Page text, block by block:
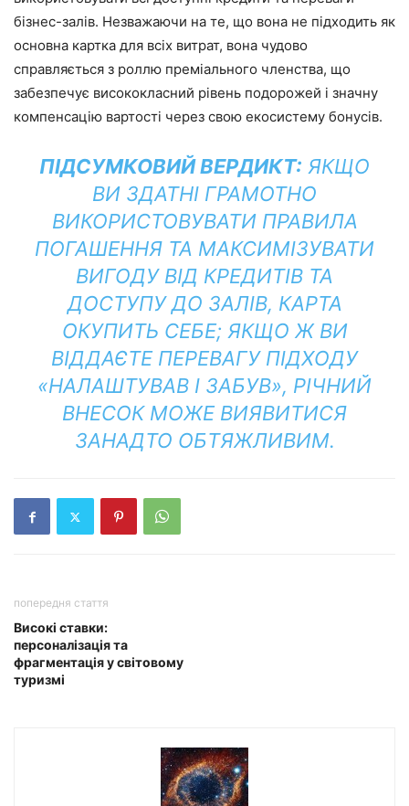
бізнес-залів. Незважаючи на те, що вона не підходить як
основна картка для всіх витрат, вона чудово
справляється з роллю преміального членства, що
забезпечує висококласний рівень подорожей і значну
компенсацію вартості через свою екосистему бонусів.
ПІДСУМКОВИЙ ВЕРДИКТ: ЯКЩО
ВИ ЗДАТНІ ГРАМОТНО
ВИКОРИСТОВУВАТИ ПРАВИЛА
ПОГАШЕННЯ ТА МАКСИМІЗУВАТИ
ВИГОДУ ВІД КРЕДИТІВ ТА
ДОСТУПУ ДО ЗАЛІВ, КАРТА
ОКУПИТЬ СЕБЕ; ЯКЩО Ж ВИ
ВІДДАЄТЕ ПЕРЕВАГУ ПІДХОДУ
«НАЛАШТУВАВ І ЗАБУВ», РІЧНИЙ
ВНЕСОК МОЖЕ ВИЯВИТИСЯ
ЗАНАДТО ОБТЯЖЛИВИМ.
попередня стаття
Високі ставки:
персоналізація та
фрагментація у світовому
туризмі